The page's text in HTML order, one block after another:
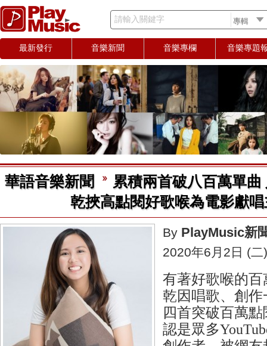
請輸入關鍵字
最新發行 音樂新聞 音樂專欄 音樂專題
華語音樂新聞
累積兩首破八百萬單曲
乾挾高點閱好歌喉為電影獻
By PlayMusic新
2020年6月2日 (二)
有著好歌喉的百
乾因唱歌、創
四首突破百萬
認是眾多